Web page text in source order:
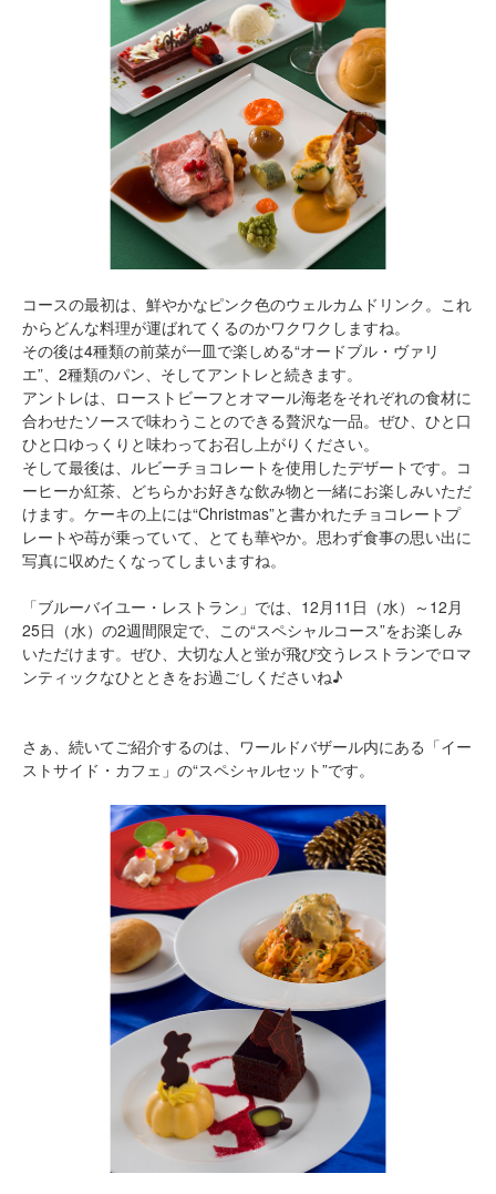
コースの最初は、鮮やかなピンク色のウェルカムドリンク。これ
からどんな料理が運ばれてくるのかワクワクしますね。
その後は4種類の前菜が一皿で楽しめる“オードブル・ヴァリ
エ”、2種類のパン、そしてアントレと続きます。
アントレは、ローストビーフとオマール海老をそれぞれの食材に
合わせたソースで味わうことのできる贅沢な一品。ぜひ、ひと口
ひと口ゆっくりと味わってお召し上がりください。
そして最後は、ルビーチョコレートを使用したデザートです。コ
ーヒーか紅茶、どちらかお好きな飲み物と一緒にお楽しみいただ
けます。ケーキの上には“Christmas”と書かれたチョコレートプ
レートや苺が乗っていて、とても華やか。思わず食事の思い出に
写真に収めたくなってしまいますね。
「ブルーバイユー・レストラン」では、12月11日（水）～12月
25日（水）の2週間限定で、この“スペシャルコース”をお楽しみ
いただけます。ぜひ、大切な人と蛍が飛び交うレストランでロマ
ンティックなひとときをお過ごしくださいね♪
さぁ、続いてご紹介するのは、ワールドバザール内にある「イー
ストサイド・カフェ」の“スペシャルセット”です。